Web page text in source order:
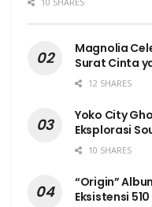
Magnolia
Surat Cinta
12 SHARES
Yoko City
Eksplorasi
10 SHARES
“Origin”
Eksistensi 510